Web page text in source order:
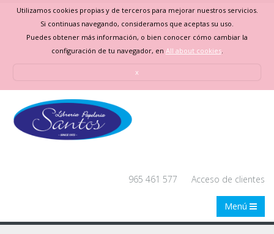
Utilizamos cookies propias y de terceros para mejorar nuestros servicios.
Si continuas navegando, consideramos que aceptas su uso.
Puedes obtener más información, o bien conocer cómo cambiar la
configuración de tu navegador, en All about cookies.
x
965 461 577 Acceso de clientes
Menú